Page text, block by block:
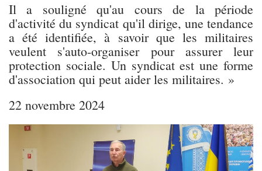
Il a souligné qu'au cours de la période
d'activité du syndicat qu'il dirige, une tendance
a été identifiée, à savoir que les militaires
veulent s'auto-organiser pour assurer leur
protection sociale. Un syndicat est une forme
d'association qui peut aider les militaires. »
22 novembre 2024